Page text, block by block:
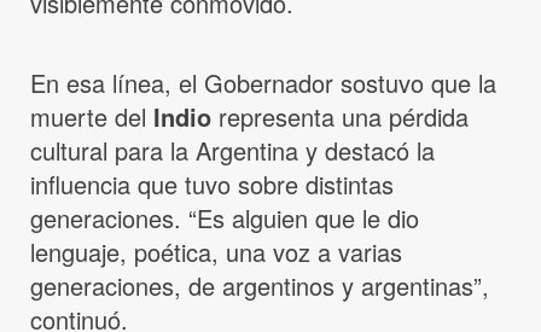
En esa línea, el Gobernador sostuvo que la
muerte del Indio representa una pérdida
cultural para la Argentina y destacó la
influencia que tuvo sobre distintas
generaciones. “Es alguien que le dio
lenguaje, poética, una voz a varias
generaciones, de argentinos y argentinas”,
continuó.